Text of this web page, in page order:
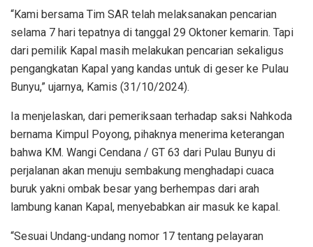
“Kami bersama Tim SAR telah melaksanakan pencarian
selama 7 hari tepatnya di tanggal 29 Oktoner kemarin. Tapi
dari pemilik Kapal masih melakukan pencarian sekaligus
pengangkatan Kapal yang kandas untuk di geser ke Pulau
Bunyu,” ujarnya, Kamis (31/10/2024).
Ia menjelaskan, dari pemeriksaan terhadap saksi Nahkoda
bernama Kimpul Poyong, pihaknya menerima keterangan
bahwa KM. Wangi Cendana / GT 63 dari Pulau Bunyu di
perjalanan akan menuju sembakung menghadapi cuaca
buruk yakni ombak besar yang berhempas dari arah
lambung kanan Kapal, menyebabkan air masuk ke kapal.
“Sesuai Undang-undang nomor 17 tentang pelayaran